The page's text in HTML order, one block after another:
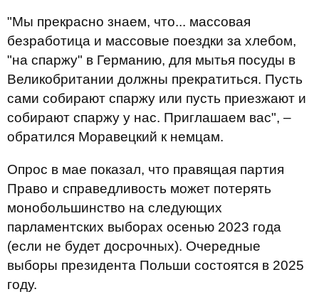
"Мы прекрасно знаем, что... массовая
безработица и массовые поездки за хлебом,
"на спаржу" в Германию, для мытья посуды в
Великобритании должны прекратиться. Пусть
сами собирают спаржу или пусть приезжают и
собирают спаржу у нас. Приглашаем вас", –
обратился Моравецкий к немцам.
Опрос в мае показал, что правящая партия
Право и справедливость может потерять
монобольшинство на следующих
парламентских выборах осенью 2023 года
(если не будет досрочных). Очередные
выборы президента Польши состоятся в 2025
году.